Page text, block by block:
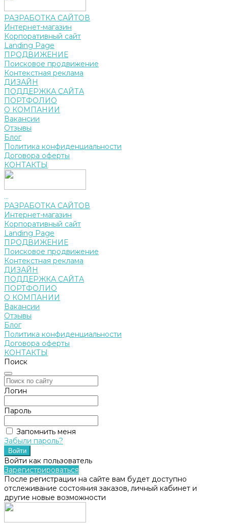
РАЗРАБОТКА САЙТОВ
Интернет-магазин
Корпоративный сайт
Landing Page
ПРОДВИЖЕНИЕ
Поисковое продвижение
Контекстная реклама
ДИЗАЙН
ПОДДЕРЖКА САЙТА
ПОРТФОЛИО
О КОМПАНИИ
Вакансии
Отзывы
Блог
Политика конфиденциальности
Договора оферты
КОНТАКТЫ
...
РАЗРАБОТКА САЙТОВ
Интернет-магазин
Корпоративный сайт
Landing Page
ПРОДВИЖЕНИЕ
Поисковое продвижение
Контекстная реклама
ДИЗАЙН
ПОДДЕРЖКА САЙТА
ПОРТФОЛИО
О КОМПАНИИ
Вакансии
Отзывы
Блог
Политика конфиденциальности
Договора оферты
КОНТАКТЫ
Поиск
Логин
Пароль
Запомнить меня
Забыли пароль?
Войти как пользователь
Зарегистрироваться
После регистрации на сайте вам будет доступно
отслеживание состояния заказов, личный кабинет и
другие новые возможности